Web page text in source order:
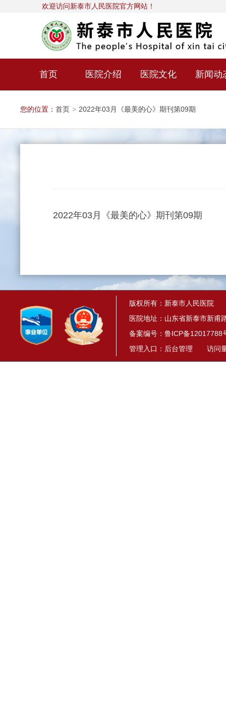
欢迎访问新泰市人民医院官方网站！
首页 医院介绍 医院文化 新闻动
您的位置： 首页 > 2022年03月《最美的心》期刊第09期
2022年03月《最美的心》期刊第09期
版权所有：新泰市人民医院
医院地址：山东省新泰市新甫
备案编号： 鲁ICP备12017788
管理入口： 后台管理 访问量